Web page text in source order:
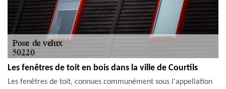
Les fenêtres de toit en bois dans la ville de Courtils
Les fenêtres de toit, connues communément sous l'appellation